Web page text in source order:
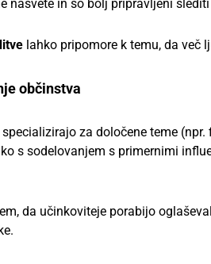
nasvete in so bolj pripravljeni
lahko pripomore k temu, da več
občinstva
specializirajo za določene teme
s sodelovanjem s primernimi
da učinkoviteje porabijo